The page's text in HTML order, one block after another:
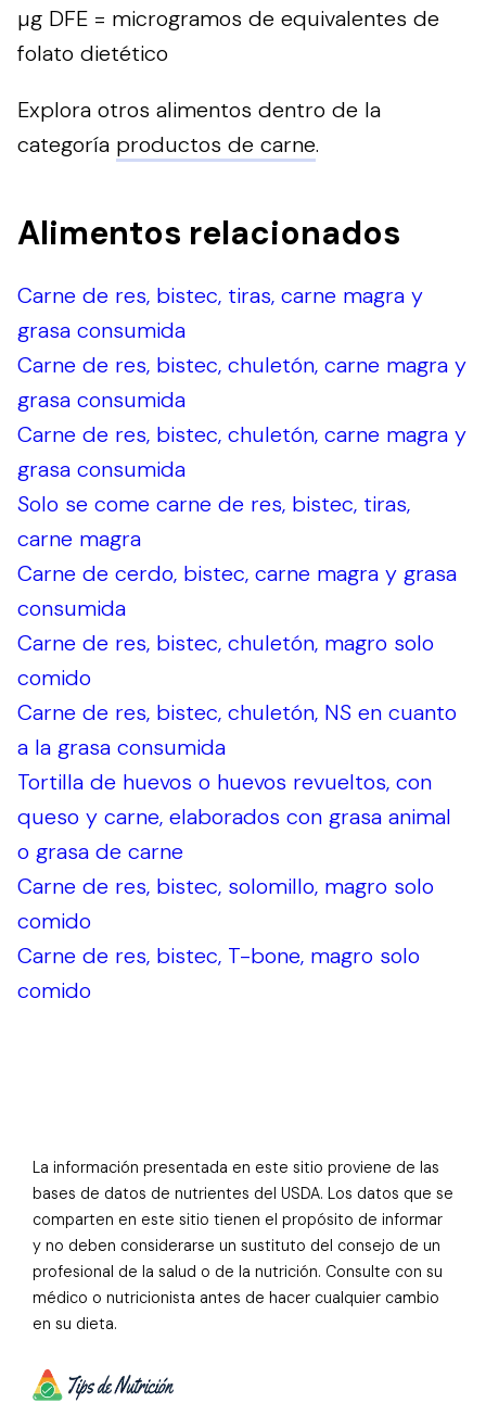
µg DFE = microgramos de equivalentes de
folato dietético
Explora otros alimentos dentro de la
categoría productos de carne.
Alimentos relacionados
Carne de res, bistec, tiras, carne magra y
grasa consumida
Carne de res, bistec, chuletón, carne magra y
grasa consumida
Carne de res, bistec, chuletón, carne magra y
grasa consumida
Solo se come carne de res, bistec, tiras,
carne magra
Carne de cerdo, bistec, carne magra y grasa
consumida
Carne de res, bistec, chuletón, magro solo
comido
Carne de res, bistec, chuletón, NS en cuanto
a la grasa consumida
Tortilla de huevos o huevos revueltos, con
queso y carne, elaborados con grasa animal
o grasa de carne
Carne de res, bistec, solomillo, magro solo
comido
Carne de res, bistec, T-bone, magro solo
comido
La información presentada en este sitio proviene de las
bases de datos de nutrientes del USDA. Los datos que se
comparten en este sitio tienen el propósito de informar
y no deben considerarse un sustituto del consejo de un
profesional de la salud o de la nutrición. Consulte con su
médico o nutricionista antes de hacer cualquier cambio
en su dieta.